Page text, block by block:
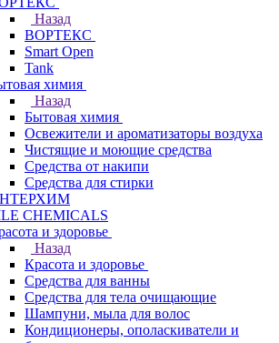
Назад
ВОРТЕКС
Smart Open
Tank
химия
Назад
Бытовая химия
Освежители и ароматизаторы воздуха
Чистящие и моющие средства
Средства от накипи
Средства для стирки
CHEMICALS
и здоровье
Назад
Красота и здоровье
Средства для ванны
Средства для тела очищающие
Шампуни, мыла для волос
Кондиционеры, ополаскиватели и